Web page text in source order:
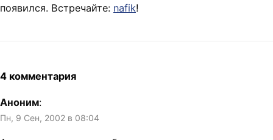
появился. Встречайте: nafik!
4 комментария
Аноним:
Пн, 9 Сен, 2002 в 08:04